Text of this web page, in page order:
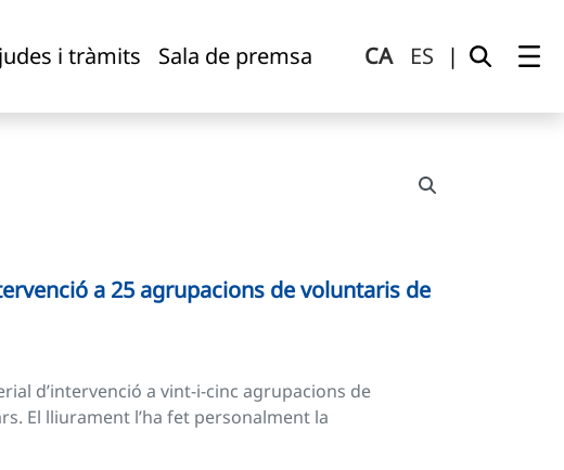
i tràmits Sala de premsa CA ES |
a 25 agrupacions de voluntaris de
d’intervenció a vint-i-cinc agrupacions de
El lliurament l’ha fet personalment la